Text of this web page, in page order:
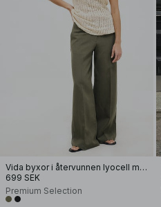
Vida byxor i återvunnen lyocell med mellanhög midja
699 SEK
Premium Selection